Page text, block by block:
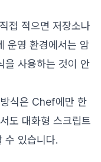
접 적으면 저장소나
운영 환경에서는 암
을 사용하는 것이 안
식은 Chef에만 한
도 대화형 스크립트
수 있습니다.